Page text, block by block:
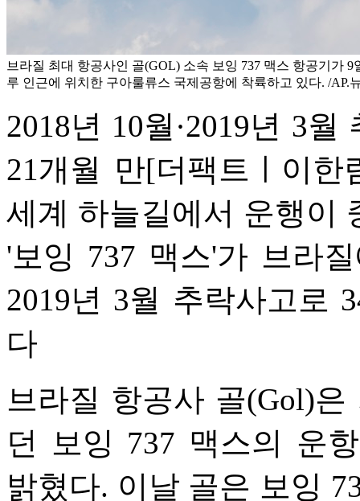
브라질 최대 항공사인 골(GOL) 소속 보잉 737 맥스 항공기가
루 인근에 위치한 구아룰류스 국제공항에 착륙하고 있다. /AP.
2018년 10월·2019년 3
21개월 만[더팩트ㅣ이
세계 하늘길에서 운행이
'보잉 737 맥스'가 브라
2019년 3월 추락사고로
다
브라질 항공사 골(Gol)
던 보잉 737 맥스의 운
밝혔다. 이날 골은 보잉